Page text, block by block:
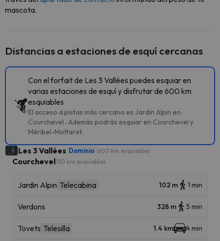
mascota.
Distancias a estaciones de esquí cercanas
Con el forfait de Les 3 Vallées puedes esquiar en
varias estaciones de esquí y disfrutar de 600 km
esquiables
El acceso a pistas más cercano es Jardin Alpin en
Courchevel . Además podrás esquiar en Courchevel y
Méribel-Mottaret.
Les 3 Vallées Dominio 600 km esquiables
Courchevel150 km esquiables
Jardin Alpin Telecabina 102 m 1 min
Verdons 328 m 5 min
Tovets Telesilla 1.4 km 4 min